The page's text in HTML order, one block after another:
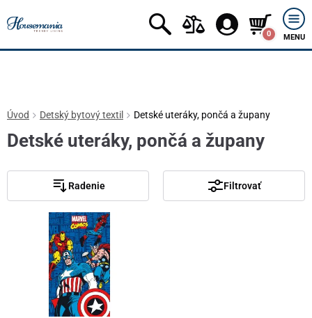
0 MENU
Úvod Detský bytový textil Detské uteráky, pončá a župany
Detské uteráky, pončá a župany
Radenie Filtrovať